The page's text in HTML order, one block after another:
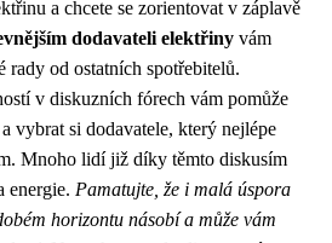
a chcete se zorientovat v záplavě
dodavateli elektřiny vám
rady od ostatních spotřebitelů.
v diskuzních fórech vám pomůže
vybrat si dodavatele, který nejlépe
Mnoho lidí již díky těmto diskusím
energie. Pamatujte, že i malá úspora
horizontu násobí a může vám